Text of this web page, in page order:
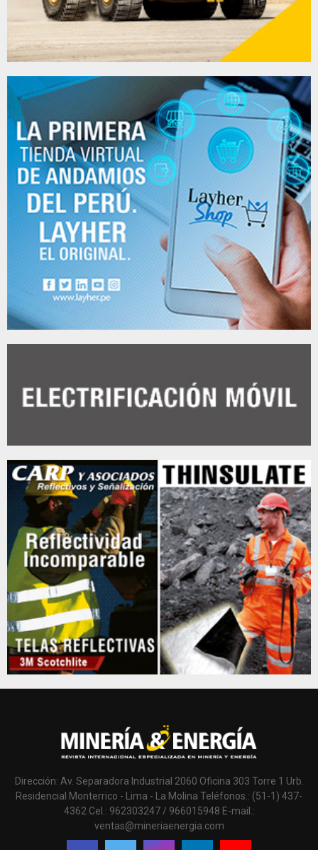
Dirección: Av. Separadora Industrial 2060 Oficina 303 Torre 1 Urb.
Residencial Monterrico - Lima - La Molina Teléfonos.: (51-1) 437-
4362 Cel.: 962303247 / 966015948 E-mail.:
ventas@mineriaenergia.com